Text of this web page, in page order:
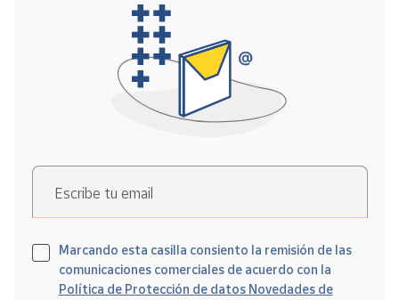
Escribe tu email
Marcando esta casilla consiento la remisión de las
comunicaciones comerciales de acuerdo con la
Política de Protección de datos Novedades de